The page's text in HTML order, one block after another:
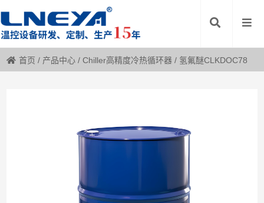
首页 / 产品中心 /Chiller高精度冷热循环器 / 氢氟醚CLKDOC78